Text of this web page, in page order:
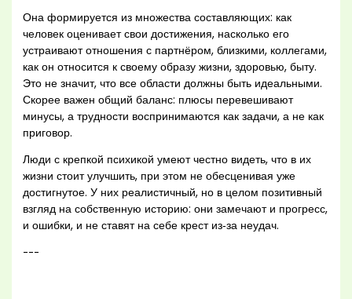
Она формируется из множества составляющих: как
человек оценивает свои достижения, насколько его
устраивают отношения с партнёром, близкими, коллегами,
как он относится к своему образу жизни, здоровью, быту.
Это не значит, что все области должны быть идеальными.
Скорее важен общий баланс: плюсы перевешивают
минусы, а трудности воспринимаются как задачи, а не как
приговор.
Люди с крепкой психикой умеют честно видеть, что в их
жизни стоит улучшить, при этом не обесценивая уже
достигнутое. У них реалистичный, но в целом позитивный
взгляд на собственную историю: они замечают и прогресс,
и ошибки, и не ставят на себе крест из‑за неудач.
---